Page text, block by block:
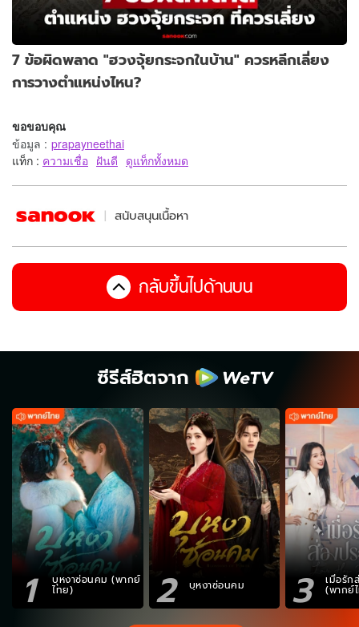
7 ข้อผิดพลาด "ฮวงจุ้ยกระจกในบ้าน" ควรหลีกเลี่ยง
การวางตำแหน่งไหน?
ขอขอบคุณ
ข้อมูล : prapayneethai
แท็ก : ความเชื่อ ฝันดี ดูแท็กทั้งหมด
สนับสนุนเนื้อหา
กลับขึ้นไปด้านบน
ซีรีส์ฮิตจาก
1 บุหงาซ่อนคม (พากย์
ไทย) 2 บุหงาซ่อนคม 3 เมื่อรัก
(พากย์